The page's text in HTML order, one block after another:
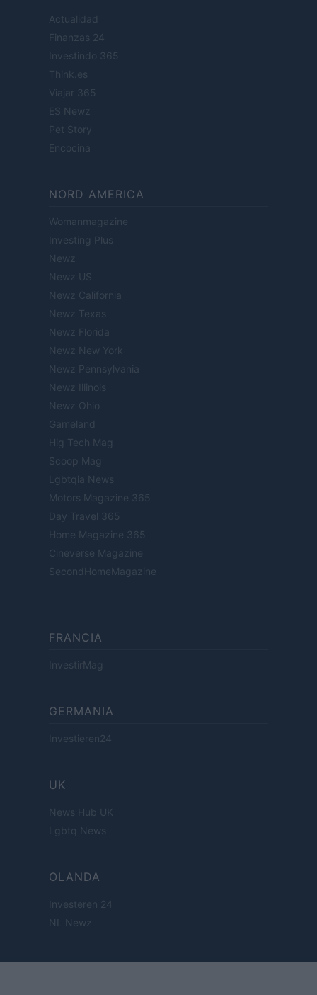
Actualidad
Finanzas 24
Investindo 365
Think.es
Viajar 365
ES Newz
Pet Story
Encocina
NORD AMERICA
Womanmagazine
Investing Plus
Newz
Newz US
Newz California
Newz Texas
Newz Florida
Newz New York
Newz Pennsylvania
Newz Illinois
Newz Ohio
Gameland
Hig Tech Mag
Scoop Mag
Lgbtqia News
Motors Magazine 365
Day Travel 365
Home Magazine 365
Cineverse Magazine
SecondHomeMagazine
FRANCIA
InvestirMag
GERMANIA
Investieren24
UK
News Hub UK
Lgbtq News
OLANDA
Investeren 24
NL Newz